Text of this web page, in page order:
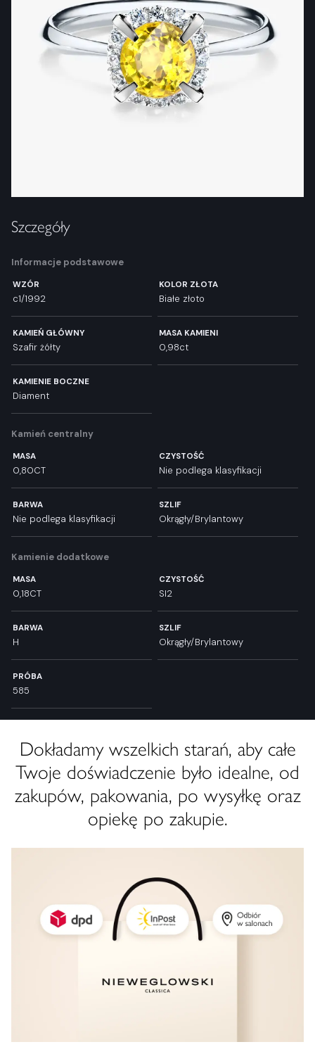
Szczegóły
Informacje podstawowe
WZÓR
c1/1992
KOLOR ZŁOTA
Białe złoto
KAMIEŃ GŁÓWNY
Szafir żółty
MASA KAMIENI
0,98ct
KAMIENIE BOCZNE
Diament
Kamień centralny
MASA
0,80CT
CZYSTOŚĆ
Nie podlega klasyfikacji
BARWA
Nie podlega klasyfikacji
SZLIF
Okrągły/Brylantowy
Kamienie dodatkowe
MASA
0,18CT
CZYSTOŚĆ
SI2
BARWA
H
SZLIF
Okrągły/Brylantowy
PRÓBA
585
Dokładamy wszelkich starań, aby całe
Twoje doświadczenie było idealne, od
zakupów, pakowania, po wysyłkę oraz
opiekę po zakupie.